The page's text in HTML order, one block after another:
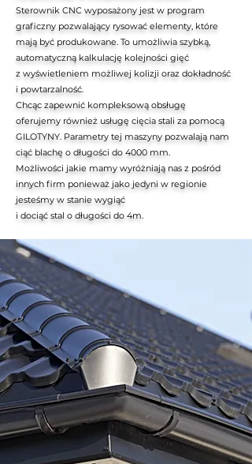
Sterownik CNC wyposażony jest w program
graficzny pozwalający rysować elementy, które
mają być produkowane. To umożliwia szybką,
automatyczną kalkulację kolejności gięć
z wyświetleniem możliwej kolizji oraz dokładność
i powtarzalność.
Chcąc zapewnić kompleksową obsługę
oferujemy również usługę cięcia stali za pomocą
GILOTYNY. Parametry tej maszyny pozwalają nam
ciąć blachę o długości do 4000 mm.
Możliwości jakie mamy wyróżniają nas z pośród
innych firm ponieważ jako jedyni w regionie
jesteśmy w stanie wygiąć
i dociąć stal o długości do 4m.